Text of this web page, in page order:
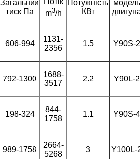
Загальний
тиск Па
Потік
m3/h
Потужність
КВт
модель
606-994
1131-
2356
1.5 Y90S-2
792-1300
1688-
3517
2.2 Y90L-2
198-324
844-
1758
1.1 Y90S-4
989-1758
2664-
5268
3 Y100L-